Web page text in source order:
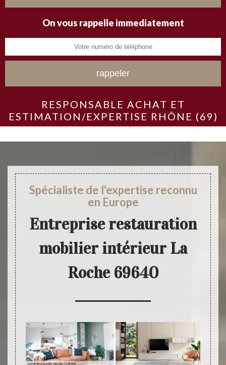
On vous rappelle immediatement
RESPONSABLE ACHAT ET
ESTIMATION/EXPERTISE RHÔNE (69)
Spécialiste de l'expertise reconnu
en Europe
Entreprise restauration
mobilier intérieur La
Roche 69640